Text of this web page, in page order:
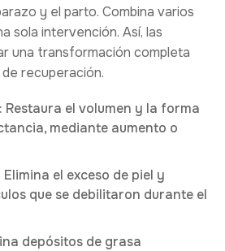
y el parto. Combina varios
sola intervención. Así, las
una transformación completa
recuperación.
: Restaura el volumen y la forma
mediante aumento o
Elimina el exceso de piel y
que se debilitaron durante el
depósitos de grasa